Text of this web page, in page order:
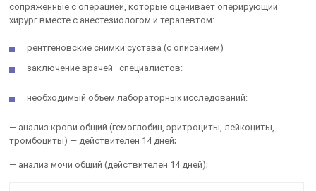
сопряженные с операцией, которые оценивает оперирующий
хирург вместе с анестезиологом и терапевтом:
рентгеновские снимки сустава (с описанием)
заключение врачей–специалистов:
необходимый объем лабораторных исследований:
— анализ крови общий (гемоглобин, эритроциты, лейкоциты,
тромбоциты) — действителен 14 дней;
— анализ мочи общий (действителен 14 дней);